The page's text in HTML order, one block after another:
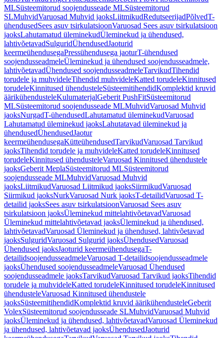
MLSüsteemitorud soojendusseade MLSüsteemitorud
SLMuhvidVaruosad Muhvid jaoksLiitmikudRedutseerijadPõlvedT-
ühendusedSees asuv tsirkulatsioonVaruosad Sees asuv tsirkulatsioon
jaoksLahutamatud üleminekudÜleminekud ja ühendused,
lahtivõetavadSulguridÜhendusedJaoturid
keermeühendusegaPressühendusega jaoturT-ühendused
soojendusseadmeleÜleminekud ja ühendused soojendusseadmele,
lahtivõetavadÜhendused soojendusseadmeleTarvikudTihendid
torudele ja muhvideleTihendid muhvideleKatted torudeleKinnitused
torudeleKinnitused ühendusteleSüsteemitihendidKomplektid kruvid
äärikühendusteleKulumaterjalGeberit PushFitSüsteemitorud
MLSüsteemitorud soojendusseade MLMuhvidVaruosad Muhvid
jaoksNurgadT-ühendusedLahutamatud üleminekudVaruosad
Lahutamatud üleminekud jaoksLahutatavad üleminekud ja
ühendusedÜhendusedJaotur
keermeühendusegaKütteühendusedTarvikudVaruosad Tarvikud
jaoksTihendid torudele ja muhvideleKatted torudeleKinnitused
torudeleKinnitused ühendusteleVaruosad Kinnitused ühendustele
jaoksGeberit MeplaSüsteemitorud MLSüsteemitorud
soojendusseade MLMuhvidVaruosad Muhvid
jaoksLiitmikudVaruosad Liitmikud jaoksSiirmikudVaruosad
Siirmikud jaoksNurkVaruosad Nurk jaoksT-detailidVaruosad T-
detailid jaoksSees asuv tsirkulatsioonVaruosad Sees asuv
tsirkulatsioon jaoksÜleminekud mittelahtivõetavadVaruosad
Üleminekud mittelahtivõetavad jaoksÜleminekud ja ühendused,
lahtivõetavadVaruosad Üleminekud ja ühendused, lahtivõetavad
jaoksSulguridVaruosad Sulgurid jaoksÜhendusedVaruosad
Ühendused jaoksJaoturid keermeühendusegaT-
detailidsoojendusseadmeleVaruosad T-detailidsoojendusseadmele
jaoksÜhendused soojendusseadmeleVaruosad Ühendused
soojendusseadmele jaoksTarvikudVaruosad Tarvikud jaoksTihendid
torudele ja muhvideleKatted torudeleKinnitused torudeleKinnitused
ühendusteleVaruosad Kinnitused ühendustele
jaoksSüsteemitihendidKomplektid kruvid äärikühendusteleGeberit
VolexSüsteemitorud soojendusseade SLMuhvidVaruosad Muhvid
jaoksÜleminekud ja ühendused, lahtivõetavadVaruosad Üleminekud
ja ühendused, lahtivõetavad jaoksÜhendusedJaoturid